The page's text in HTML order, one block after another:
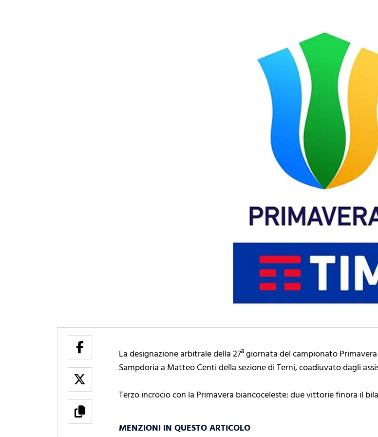
La designazione arbitrale della 27ª giornata del campionato
Sampdoria a Matteo Centi della sezione di Terni, coadiuvato dagli
Terzoincrocio con la Primavera biancoceleste: due vittorie finora il
MENZIONI IN QUESTO ARTICOLO